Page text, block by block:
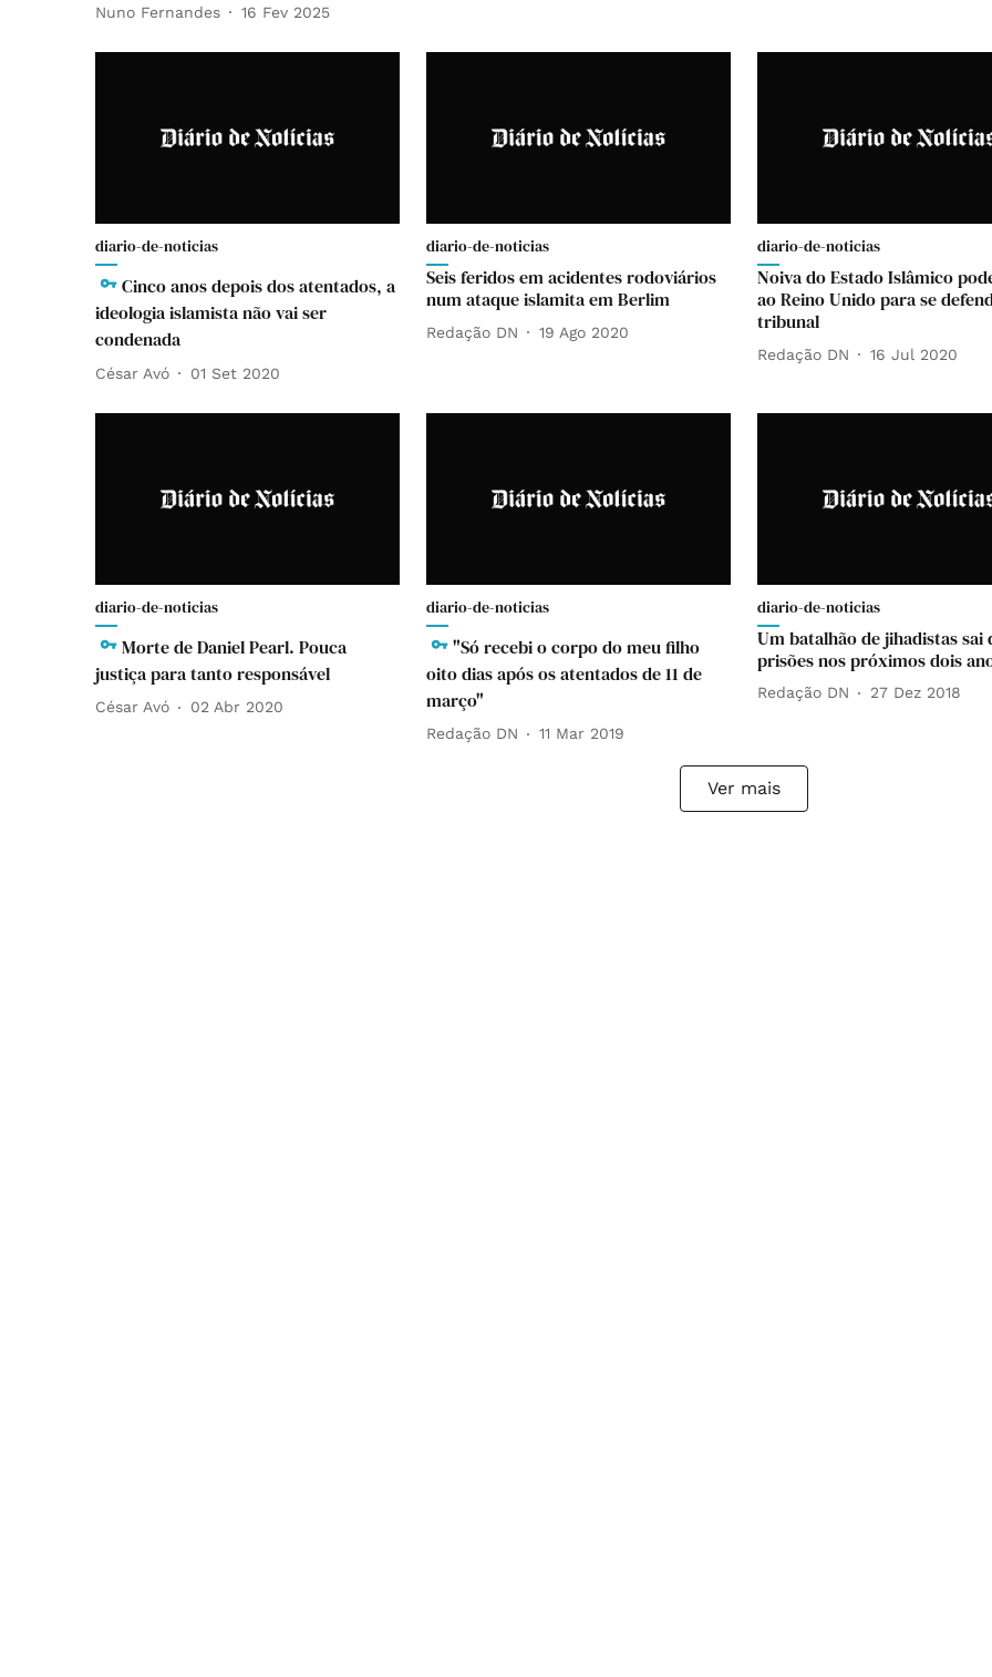
Nuno Fernandes 16 Fev 2025
diario-de-noticias
Cinco anos depois dos atentados, a
ideologia islamista não vai ser
condenada
César Avó 01 Set 2020
diario-de-noticias
Seis feridos em acidentes rodoviários
num ataque islamita em Berlim
Redação DN 19 Ago 2020
diario-de-noticias
Noiva do Estado Islâmico
ao Reino Unido para se
tribunal
Redação DN 16 Jul 2020
diario-de-noticias
Morte de Daniel Pearl. Pouca
justiça para tanto responsável
César Avó 02 Abr 2020
diario-de-noticias
"Só recebi o corpo do meu filho
oito dias após os atentados de 11 de
março"
Redação DN 11 Mar 2019
diario-de-noticias
Um batalhão de jihadistas sai
prisões nos próximos dois
Redação DN 27 Dez 2018
Ver mais